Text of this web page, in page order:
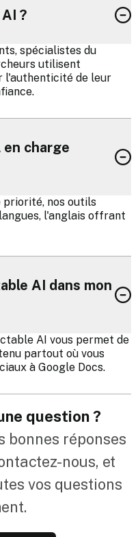
?
spécialistes du
utilisent
l'authenticité de leur
charge
priorité, nos outils
l'anglais offrant
AI dans mon
AI vous permet de
partout où vous
à Google Docs.
question ?
bonnes réponses
nous, et
vos questions